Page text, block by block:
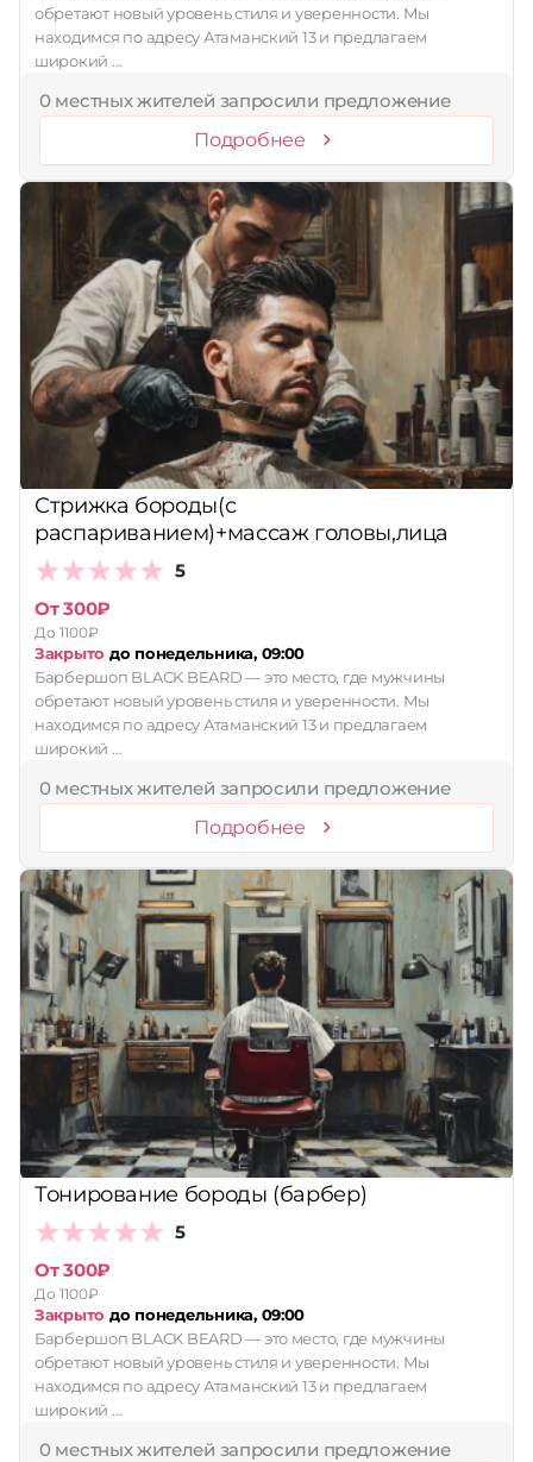
обретают новый уровень стиля и уверенности. Мы
находимся по адресу Атаманский 13 и предлагаем
широкий …
0 местных жителей запросили предложение
Подробнее
Стрижка бороды(с
распариванием)+массаж головы,лица
5
От 300₽
До 1100₽
Закрыто до понедельника, 09:00
Барбершоп BLACK BEARD — это место, где мужчины
обретают новый уровень стиля и уверенности. Мы
находимся по адресу Атаманский 13 и предлагаем
широкий …
0 местных жителей запросили предложение
Подробнее
Тонирование бороды (барбер)
5
От 300₽
До 1100₽
Закрыто до понедельника, 09:00
Барбершоп BLACK BEARD — это место, где мужчины
обретают новый уровень стиля и уверенности. Мы
находимся по адресу Атаманский 13 и предлагаем
широкий …
0 местных жителей запросили предложение